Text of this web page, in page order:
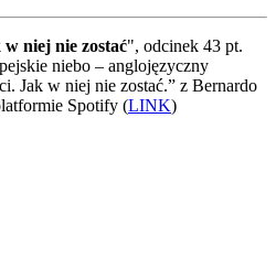
niej nie zostać", odcinek 43 pt.
niebo – anglojęzyczny
Jak w niej nie zostać.” z Bernardo
Spotify (LINK)